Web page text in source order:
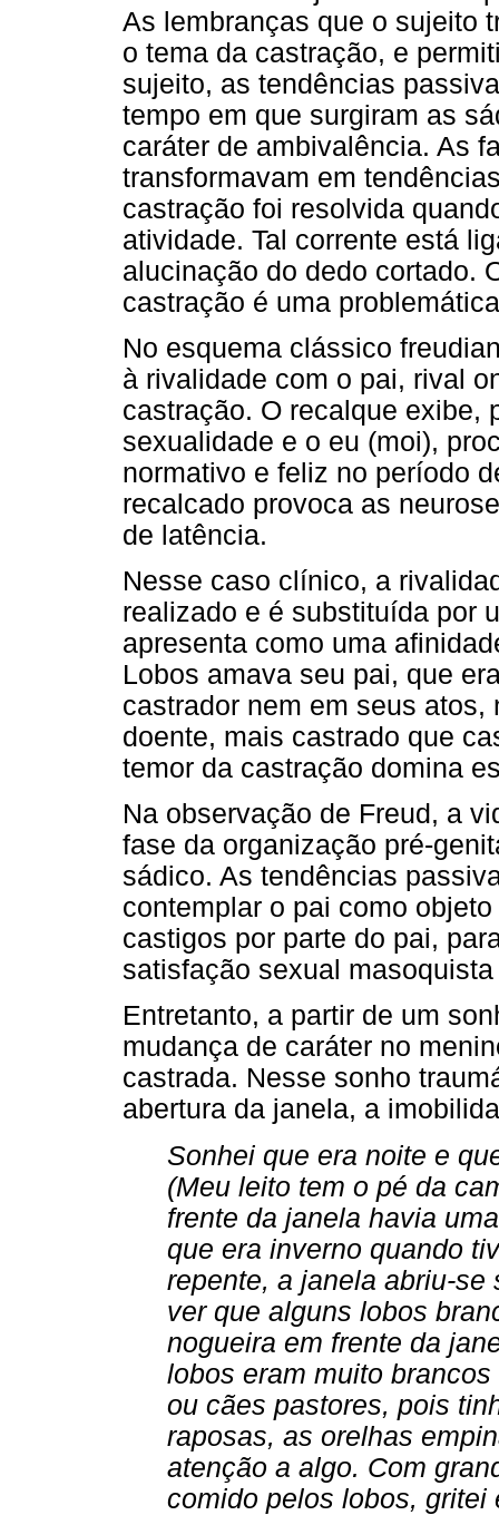
As lembranças que o sujeito
o tema da castração, e
sujeito, as tendências
tempo em que surgiram as
caráter de ambivalência. As
transformavam em
castração foi resolvida
atividade. Tal corrente está
alucinação do dedo cortado.
castração é uma
No esquema clássico
à rivalidade com o pai, rival
castração. O recalque exibe,
sexualidade e o eu (moi),
normativo e feliz no período
recalcado provoca as
de latência.
Nesse caso clínico, a
realizado e é substituída por
apresenta como uma
Lobos amava seu pai, que
castrador nem em seus atos,
doente, mais castrado que
temor da castração domina
Na observação de Freud, a
fase da organização pré-
sádico. As tendências
contemplar o pai como
castigos por parte do pai,
satisfação sexual
Entretanto, a partir de um
mudança de caráter no
castrada. Nesse sonho
abertura da janela, a
Sonhei que era noite e
(Meu leito tem o pé da
frente da janela havia
que era inverno quando
repente, a janela abriu-
ver que alguns lobos
nogueira em frente da
lobos eram muito
ou cães pastores, pois
raposas, as orelhas
atenção a algo. Com
comido pelos lobos, gritei